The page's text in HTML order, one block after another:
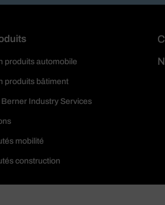
produits automobile
produits bâtiment
Industry Services
mobilité
construction